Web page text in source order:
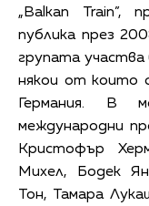
„Balkan Train”,
публика през
групата
някои от които
Германия. В
международни
Кристофър
Михел, Бодек
Тон, Тамара